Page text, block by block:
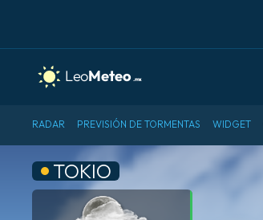
RADAR PREVISIÓN DE TORMENTAS WIDGET
TOKIO